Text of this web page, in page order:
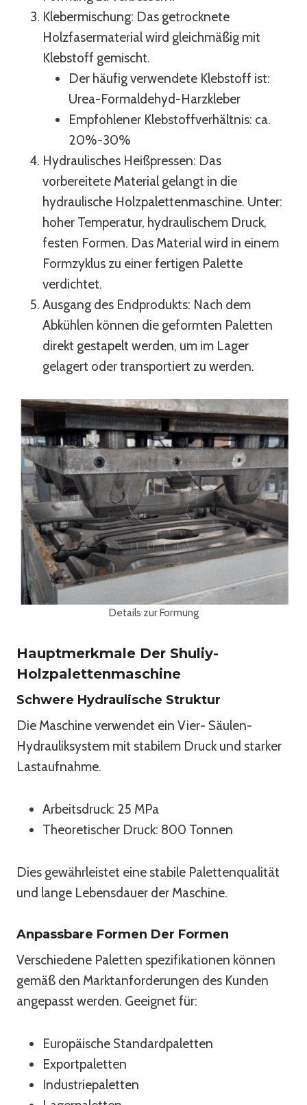
Klebermischung: Das getrocknete
Holzfasermaterial wird gleichmäßig mit
Klebstoff gemischt.
Der häufig verwendete Klebstoff ist:
Urea-Formaldehyd-Harzkleber
Empfohlener Klebstoffverhältnis: ca.
20%-30%
Hydraulisches Heißpressen: Das
vorbereitete Material gelangt in die
hydraulische Holzpalettenmaschine. Unter:
hoher Temperatur, hydraulischem Druck,
festen Formen. Das Material wird in einem
Formzyklus zu einer fertigen Palette
verdichtet.
Ausgang des Endprodukts: Nach dem
Abkühlen können die geformten Paletten
direkt gestapelt werden, um im Lager
gelagert oder transportiert zu werden.
Details zur Formung
Hauptmerkmale Der Shuliy-
Holzpalettenmaschine
Schwere Hydraulische Struktur
Die Maschine verwendet ein Vier- Säulen-
Hydrauliksystem mit stabilem Druck und starker
Lastaufnahme.
Arbeitsdruck: 25 MPa
Theoretischer Druck: 800 Tonnen
Dies gewährleistet eine stabile Palettenqualität
und lange Lebensdauer der Maschine.
Anpassbare Formen Der Formen
Verschiedene Paletten spezifikationen können
gemäß den Marktanforderungen des Kunden
angepasst werden. Geeignet für:
Europäische Standardpaletten
Exportpaletten
Industriepaletten